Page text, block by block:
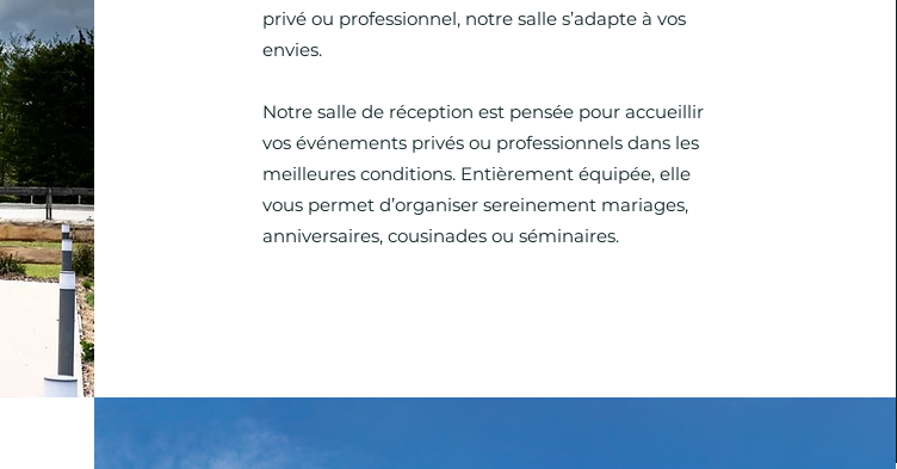
privé ou professionnel, notre salle s’adapte à vos
envies.
​Notre salle de réception est pensée pour accueillir
vos événements privés ou professionnels dans les
meilleures conditions. Entièrement équipée, elle
vous permet d’organiser sereinement mariages,
anniversaires, cousinades ou séminaires.